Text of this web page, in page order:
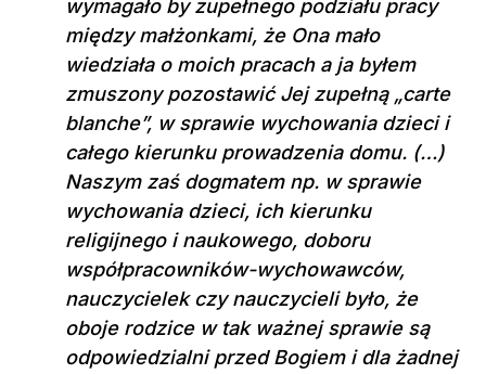
wymagało by zupełnego podziału pracy
między małżonkami, że Ona mało
wiedziała o moich pracach a ja byłem
zmuszony pozostawić Jej zupełną „carte
blanche”, w sprawie wychowania dzieci i
całego kierunku prowadzenia domu. (…)
Naszym zaś dogmatem np. w sprawie
wychowania dzieci, ich kierunku
religijnego i naukowego, doboru
współpracowników-wychowawców,
nauczycielek czy nauczycieli było, że
oboje rodzice w tak ważnej sprawie są
odpowiedzialni przed Bogiem i dla żadnej